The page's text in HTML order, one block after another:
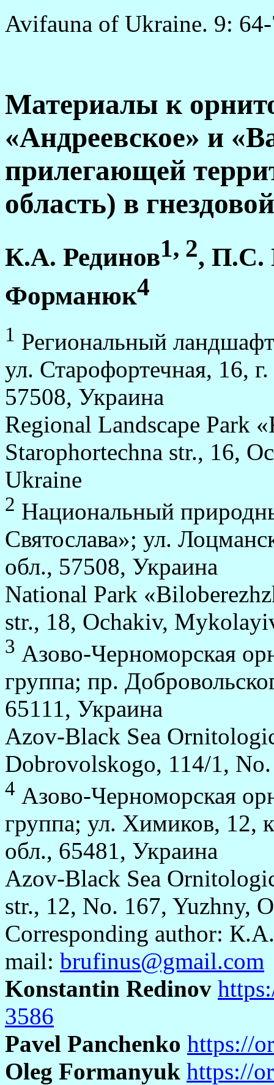
Avifauna of Ukraine. 9:
Материалы к
«Андреевское» и
прилегающей
область) в
К.А. Рединов1, 2, П.С.
Форманюк4
1 Региональный
ул. Старофортечная, 16,
57508, Украина
Regional Landscape Park
Starophortechna str., 16,
Ukraine
2 Национальный
Святослава»; ул.
обл., 57508, Украина
National Park
str., 18, Ochakiv,
3 Азово-Черноморская
группа; пр.
65111, Украина
Azov-Black Sea
Dobrovolskogo, 114/1,
4 Азово-Черноморская
группа; ул. Химиков, 12,
обл., 65481, Украина
Azov-Black Sea
str., 12, No. 167, Yuzhny,
Corresponding author:
mail: brufinus@gmail.com
Konstantin Redinov
3586
Pavel Panchenko https://
Oleg Formanyuk https://